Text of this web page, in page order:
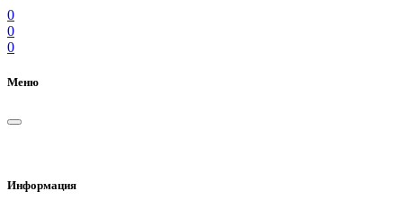
0
0
0
Меню
Информация